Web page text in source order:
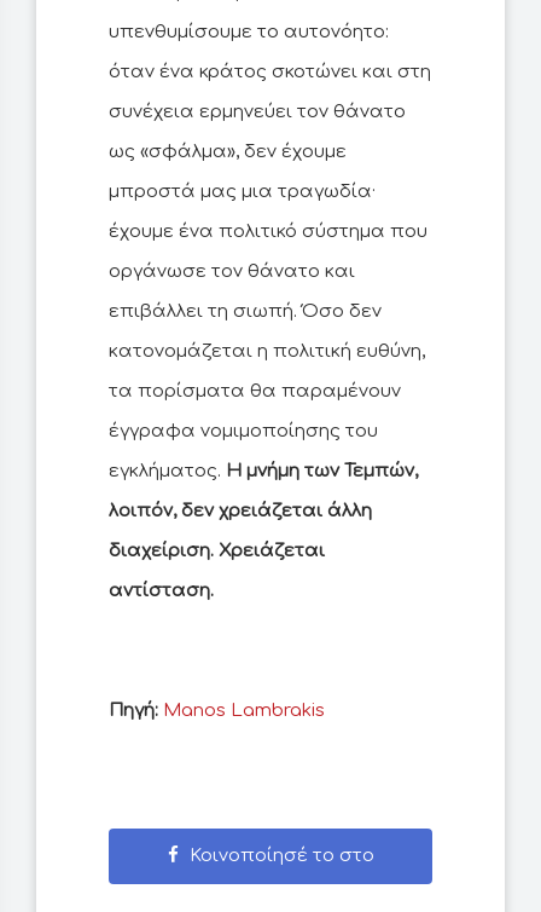
υπενθυμίσουμε το αυτονόητο:
όταν ένα κράτος σκοτώνει και στη
συνέχεια ερμηνεύει τον θάνατο
ως «σφάλμα», δεν έχουμε
μπροστά μας μια τραγωδία·
έχουμε ένα πολιτικό σύστημα που
οργάνωσε τον θάνατο και
επιβάλλει τη σιωπή. Όσο δεν
κατονομάζεται η πολιτική ευθύνη,
τα πορίσματα θα παραμένουν
έγγραφα νομιμοποίησης του
εγκλήματος. Η μνήμη των Τεμπών,
λοιπόν, δεν χρειάζεται άλλη
διαχείριση. Χρειάζεται
αντίσταση.
Πηγή: Manos Lambrakis
Κοινοποίησέ το στο